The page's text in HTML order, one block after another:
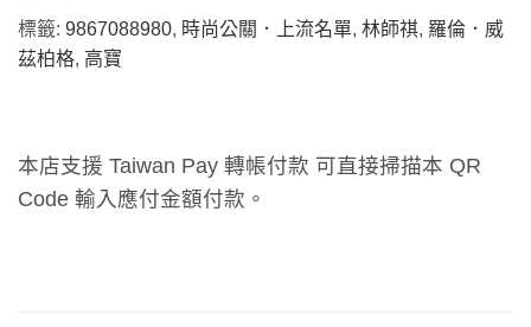
標籤: 9867088980, 時尚公關．上流名單, 林師祺, 羅倫．威
茲柏格, 高寶
本店支援 Taiwan Pay 轉帳付款 可直接掃描本 QR
Code 輸入應付金額付款。